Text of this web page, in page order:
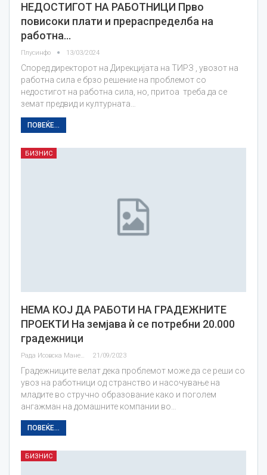
НЕДОСТИГОТ НА РАБОТНИЦИ Прво
повисоки плати и прераспределба на
работна…
Плусинфо 13/03/2024
Според директорот на Дирекцијата на ТИРЗ , увозот на
работна сила е брзо решение на проблемот со
недостигот на работна сила, но, притоа треба да се
земат предвид и културната…
ПОВЕЌЕ...
БИЗНИС
НЕМА КОЈ ДА РАБОТИ НА ГРАДЕЖНИТЕ
ПРОЕКТИ На земјава ѝ се потребни 20.000
градежници
Рада Исовска Маневска 21/09/2023
Градежниците велат дека проблемот може да се реши со
увоз на работници од странство и насочување на
младите во стручно образование како и поголем
ангажман на домашните компании во…
ПОВЕЌЕ...
БИЗНИС